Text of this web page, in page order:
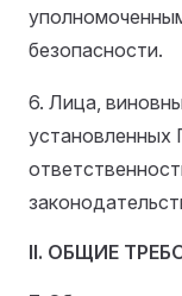
безопасности.
6. Лица,
установленных
II. ОБЩИЕ